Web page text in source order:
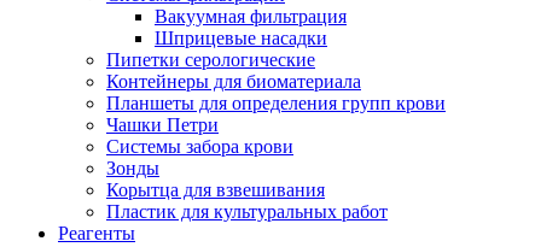
Вакуумная фильтрация
Шприцевые насадки
Пипетки серологические
Контейнеры для биоматериала
Планшеты для определения групп крови
Чашки Петри
Системы забора крови
Зонды
Корытца для взвешивания
Пластик для культуральных работ
Реагенты